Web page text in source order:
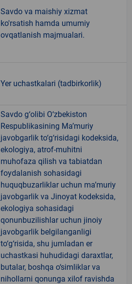
Savdo va maishiy xizmat
ko'rsatish hamda umumiy
ovqatlanish majmualari.
Yer uchastkalari (tadbirkorlik)
Savdo g‘olibi O‘zbekiston
Respublikasining Ma’muriy
javobgarlik to‘g‘risidagi kodeksida,
ekologiya, atrof-muhitni
muhofaza qilish va tabiatdan
foydalanish sohasidagi
huquqbuzarliklar uchun ma’muriy
javobgarlik va Jinoyat kodeksida,
ekologiya sohasidagi
qonunbuzilishlar uchun jinoiy
javobgarlik belgilanganligi
to‘g‘risida, shu jumladan er
uchastkasi huhudidagi daraxtlar,
butalar, boshqa o‘simliklar va
nihollarni qonunga xilof ravishda